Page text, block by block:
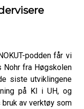
podden får vi
Nohr fra Høgskolen
siste utviklingene
på KI i UH, og
av verktøy som